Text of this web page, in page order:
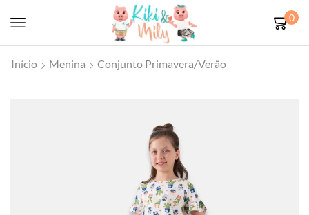
0
Início Menina Conjunto Primavera/Verão